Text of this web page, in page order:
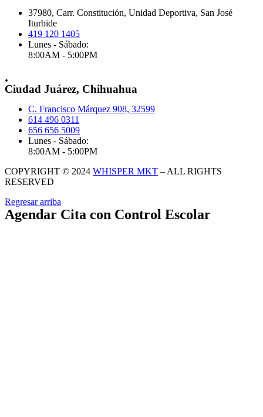
37980, Carr. Constitución, Unidad Deportiva, San José
Iturbide
419 120 1405
Lunes - Sábado:
8:00AM - 5:00PM
.
Ciudad Juárez, Chihuahua
C. Francisco Márquez 908, 32599
614 496 0311
656 656 5009
Lunes - Sábado:
8:00AM - 5:00PM
COPYRIGHT © 2024 WHISPER MKT – ALL RIGHTS
RESERVED
Regresar arriba
Agendar Cita con Control Escolar